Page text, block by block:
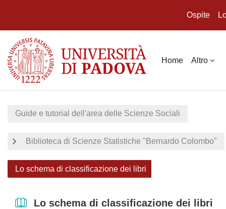
Ospite
Home Altro
Guide e tutorial dell'area delle Scienze Sociali
Biblioteca di Scienze Statistiche "Bernardo Colombo"
Lo schema di classificazione dei libri
Lo schema di classificazione dei libri